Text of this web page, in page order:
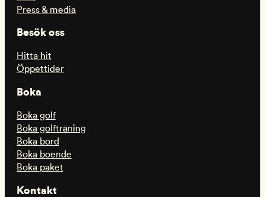
Press & media
Besök oss
Hitta hit
Öppettider
Boka
Boka golf
Boka golfträning
Boka bord
Boka boende
Boka paket
Kontakt